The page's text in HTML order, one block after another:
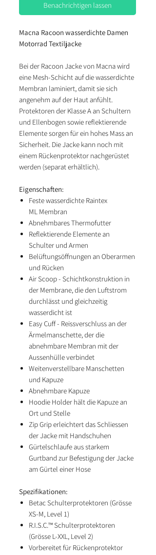
Benachrichtigen lassen
Macna Racoon wasserdichte Damen
Motorrad Textiljacke
Bei der Racoon Jacke von Macna wird
eine Mesh-Schicht auf die wasserdichte
Membran laminiert, damit sie sich
angenehm auf der Haut anfühlt.
Protektoren der Klasse A an Schultern
und Ellenbogen sowie reflektierende
Elemente sorgen für ein hohes Mass an
Sicherheit. Die Jacke kann noch mit
einem Rückenprotektor nachgerüstet
werden (separat erhältlich).
Eigenschaften:
Feste wasserdichte Raintex
ML Membran
Abnehmbares Thermofutter
Reflektierende Elemente an
Schulter und Armen
Belüftungsöffnungen an Oberarmen
und Rücken
Air Scoop - Schichtkonstruktion in
der Membrane, die den Luftstrom
durchlässt und gleichzeitig
wasserdicht ist
Easy Cuff - Reissverschluss an der
Ärmelmanschette, der die
abnehmbare Membran mit der
Aussenhülle verbindet
Weitenverstellbare Manschetten
und Kapuze
Abnehmbare Kapuze
Hoodie Holder hält die Kapuze an
Ort und Stelle
Zip Grip erleichtert das Schliessen
der Jacke mit Handschuhen
Gürtelschlaufe aus starkem
Gurtband zur Befestigung der Jacke
am Gürtel einer Hose
Spezifikationen:
Betac Schulterprotektoren (Grösse
XS-M, Level 1)
R.I.S.C.™ Schulterprotektoren
(Grösse L-XXL, Level 2)
Vorbereitet für Rückenprotektor